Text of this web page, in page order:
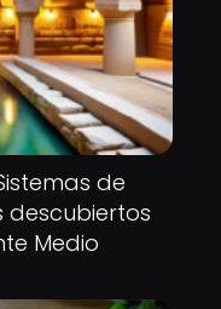
de
descubiertos
Medio